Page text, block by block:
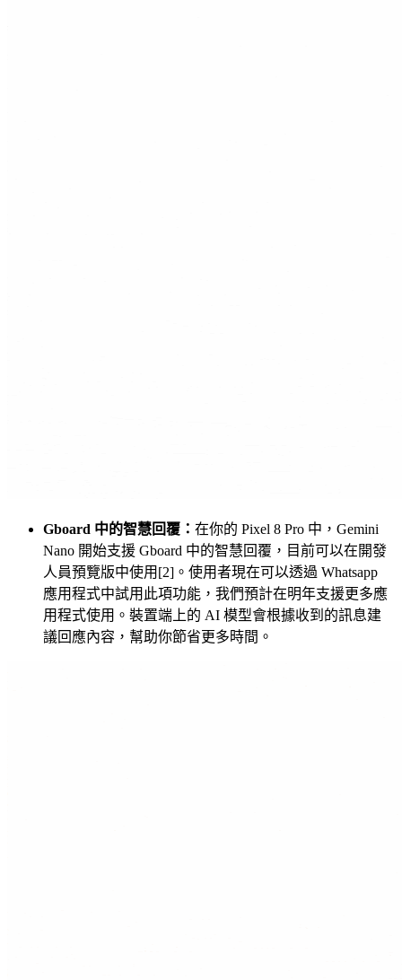
Gboard 中的智慧回覆： 在你的 Pixel 8 Pro 中，Gemini
Nano 開始支援 Gboard 中的智慧回覆，目前可以在開發
人員預覽版中使用[2]。使用者現在可以透過 Whatsapp
應用程式中試用此項功能，我們預計在明年支援更多應
用程式使用。裝置端上的 AI 模型會根據收到的訊息建
議回應內容，幫助你節省更多時間。